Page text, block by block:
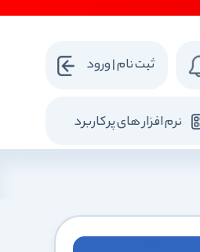
نرم افزار های پرکاربرد
ثبت نام | ورود